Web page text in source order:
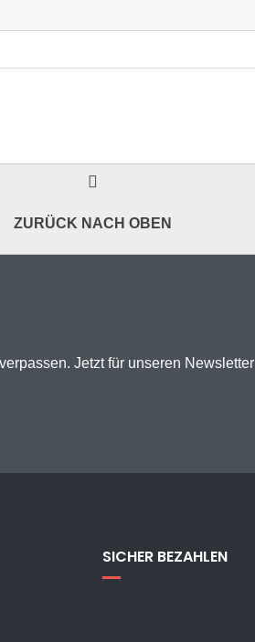
ZURÜCK NACH OBEN
Jetzt für unseren Newsletter
SICHER BEZAHLEN